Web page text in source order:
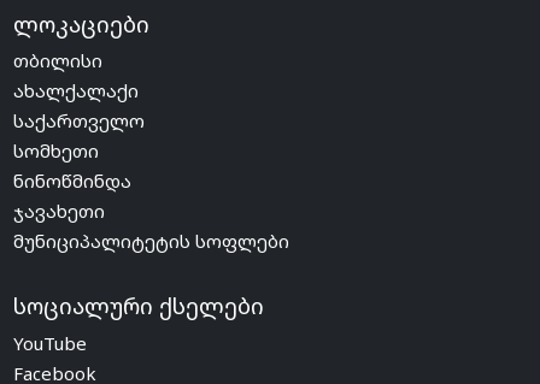
ლოკაციები
თბილისი
ახალქალაქი
საქართველო
სომხეთი
ნინოწმინდა
ჯავახეთი
მუნიციპალიტეტის სოფლები
სოციალური ქსელები
YouTube
Facebook